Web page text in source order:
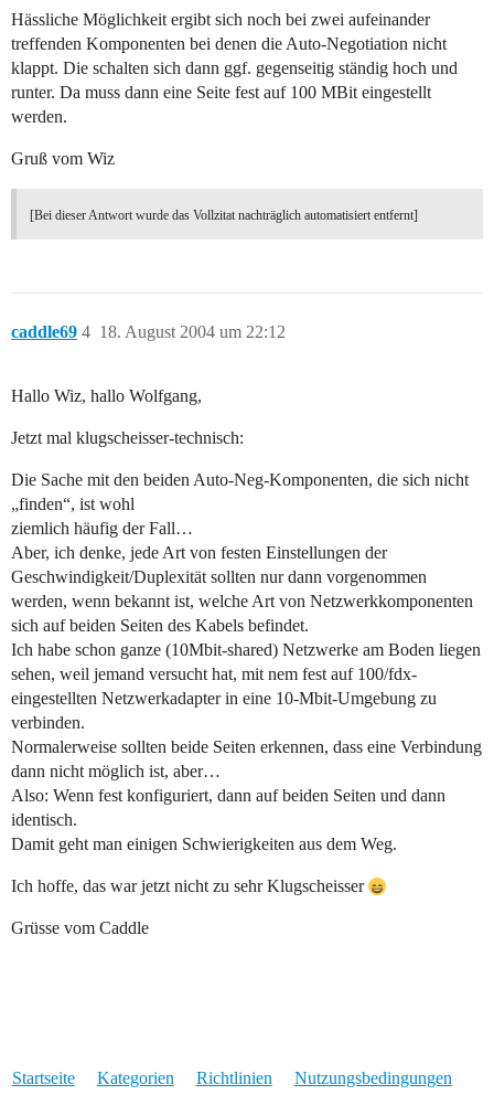
Hässliche Möglichkeit ergibt sich noch bei zwei aufeinander
treffenden Komponenten bei denen die Auto-Negotiation nicht
klappt. Die schalten sich dann ggf. gegenseitig ständig hoch und
runter. Da muss dann eine Seite fest auf 100 MBit eingestellt
werden.
Gruß vom Wiz
[Bei dieser Antwort wurde das Vollzitat nachträglich automatisiert entfernt]
caddle69 18. August 2004 um 22:12
4
Hallo Wiz, hallo Wolfgang,
Jetzt mal klugscheisser-technisch:
Die Sache mit den beiden Auto-Neg-Komponenten, die sich nicht
„finden“, ist wohl
ziemlich häufig der Fall…
Aber, ich denke, jede Art von festen Einstellungen der
Geschwindigkeit/Duplexität sollten nur dann vorgenommen
werden, wenn bekannt ist, welche Art von Netzwerkkomponenten
sich auf beiden Seiten des Kabels befindet.
Ich habe schon ganze (10Mbit-shared) Netzwerke am Boden liegen
sehen, weil jemand versucht hat, mit nem fest auf 100/fdx-
eingestellten Netzwerkadapter in eine 10-Mbit-Umgebung zu
verbinden.
Normalerweise sollten beide Seiten erkennen, dass eine Verbindung
dann nicht möglich ist, aber…
Also: Wenn fest konfiguriert, dann auf beiden Seiten und dann
identisch.
Damit geht man einigen Schwierigkeiten aus dem Weg.
Ich hoffe, das war jetzt nicht zu sehr Klugscheisser
Grüsse vom Caddle
Startseite Kategorien Richtlinien Nutzungsbedingungen